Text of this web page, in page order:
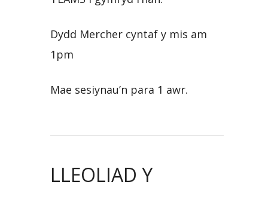
Dydd Mercher cyntaf y mis am
1pm
Mae sesiynau’n para 1 awr.
LLEOLIAD Y